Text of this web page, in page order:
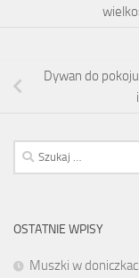
Dywan do
Szukaj:
OSTATNIE WPISY
Muszki w